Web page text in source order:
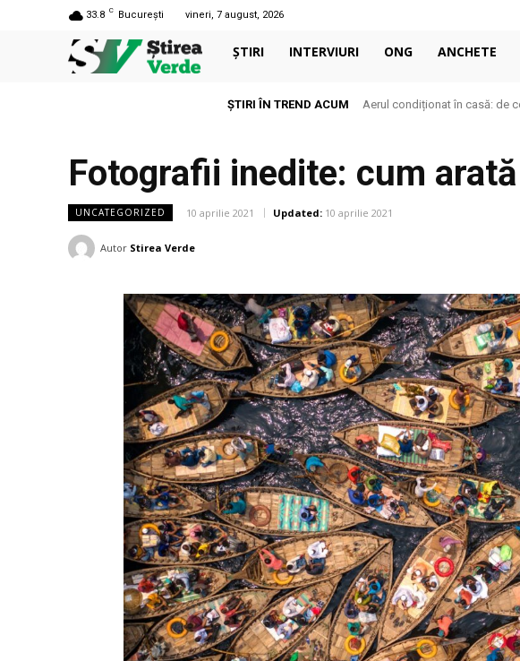
33.8 C București vineri, 7 august, 2026
ȘTIRI INTERVIURI ONG ANCHETE
ȘTIRI ÎN TREND ACUM Aerul condiționat în casă: de
Fotografii inedite: cum
UNCATEGORIZED 10 aprilie 2021 Updated: 10 aprilie 2021
Autor Stirea Verde